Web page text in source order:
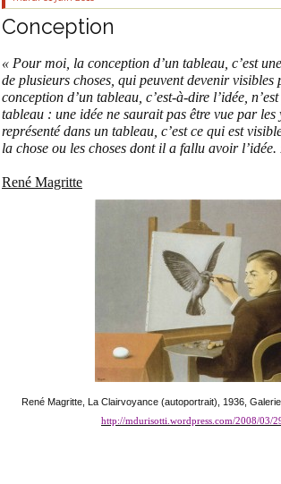
Conception
« Pour moi, la conception d’un tableau, c’est
de plusieurs choses, qui peuvent devenir
conception d’un tableau, c’est-à-dire l’idée,
tableau : une idée ne saurait pas être vue par les
représenté dans un tableau, c’est ce qui est
la chose ou les choses dont il a fallu avoir l’idée.
René Magritte
René Magritte, La Clairvoyance (autoportrait), 1936,
http://mdurisotti.wordpress.com/2008/03/